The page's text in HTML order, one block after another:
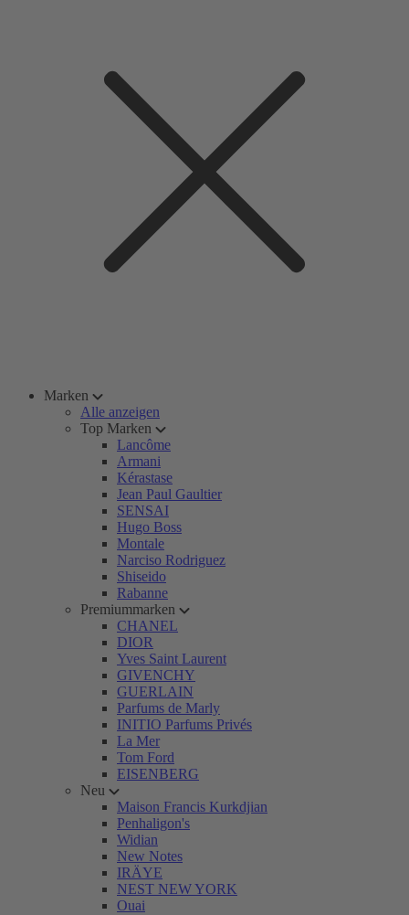
Marken
Alle anzeigen
Top Marken
Lancôme
Armani
Kérastase
Jean Paul Gaultier
SENSAI
Hugo Boss
Montale
Narciso Rodriguez
Shiseido
Rabanne
Premiummarken
CHANEL
DIOR
Yves Saint Laurent
GIVENCHY
GUERLAIN
Parfums de Marly
INITIO Parfums Privés
La Mer
Tom Ford
EISENBERG
Neu
Maison Francis Kurkdjian
Penhaligon's
Widian
New Notes
IRÄYE
NEST NEW YORK
Ouai